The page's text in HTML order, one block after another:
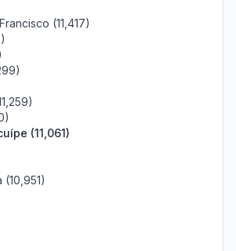
(11,417)
(11,061)